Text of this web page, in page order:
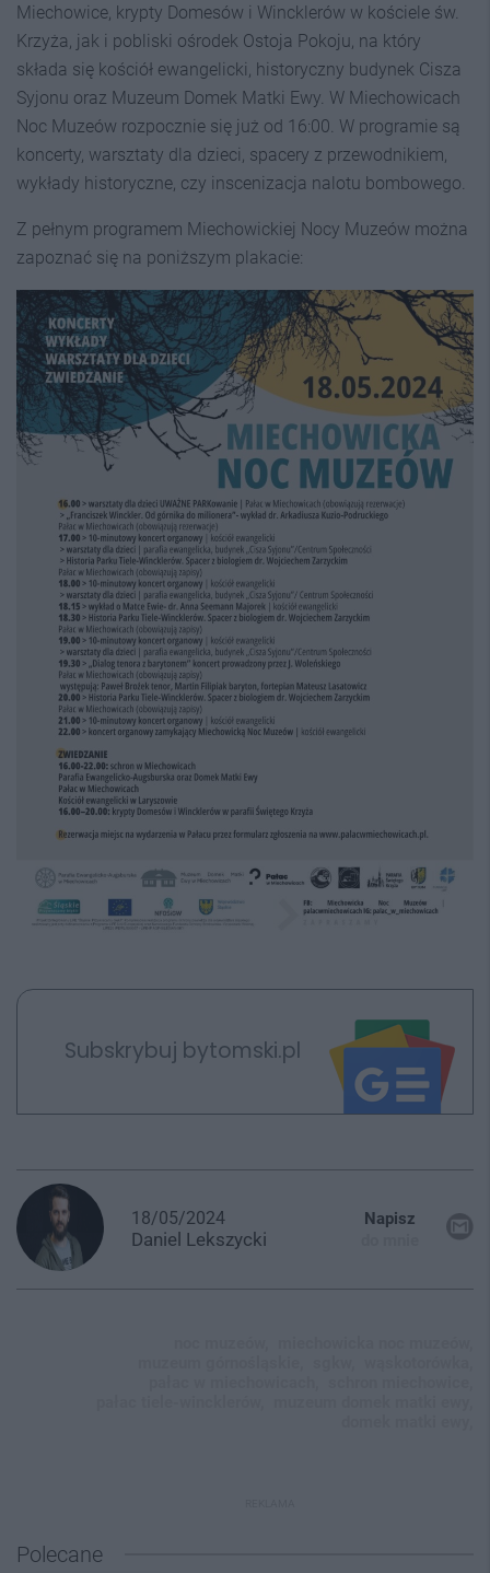
Miechowice, krypty Domesów i Wincklerów w kościele św.
Krzyża, jak i pobliski ośrodek Ostoja Pokoju, na który
składa się kościół ewangelicki, historyczny budynek Cisza
Syjonu oraz Muzeum Domek Matki Ewy. W Miechowicach
Noc Muzeów rozpocznie się już od 16:00. W programie są
koncerty, warsztaty dla dzieci, spacery z przewodnikiem,
wykłady historyczne, czy inscenizacja nalotu bombowego.
Z pełnym programem Miechowickiej Nocy Muzeów można
zapoznać się na poniższym plakacie:
Subskrybuj bytomski.pl
18/05/2024
Daniel Lekszycki
Napisz
Polecane